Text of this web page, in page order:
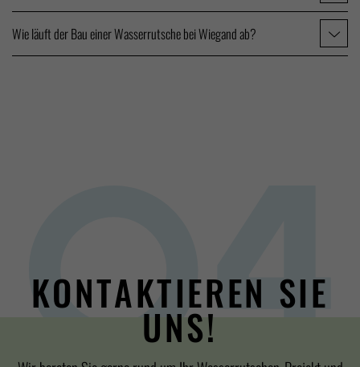
Wie läuft der Bau einer Wasserrutsche bei Wiegand ab?
KONTAKTIEREN SIE
UNS!